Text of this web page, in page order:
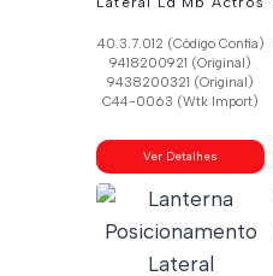
40.3.7.012 (Código Confia)
9418200921 (Original)
9438200321 (Original)
C44-0063 (Wtk Import)
Ver Detalhes